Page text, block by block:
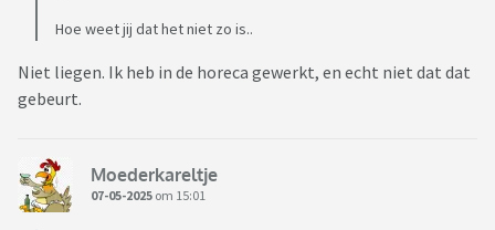
Hoe weet jij dat het niet zo is..
Niet liegen. Ik heb in de horeca gewerkt, en echt niet dat dat
gebeurt.
Moederkareltje
07-05-2025 om 15:01